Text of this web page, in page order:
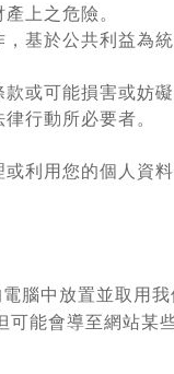
上之危險。
基於公共利益為
或可能損害或妨
行動所必要者。
利用您的個人資
腦中放置並取用
能會導至網站某